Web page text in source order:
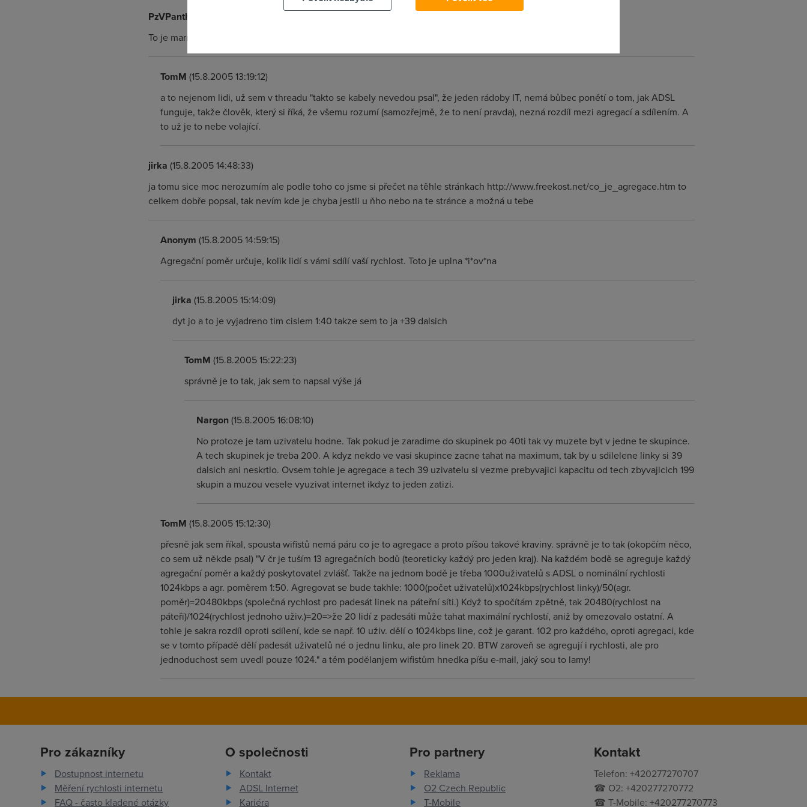
PzVPanther
To je marny, lidi budou porad psat kraviny.
TomM (15.8.2005 13:19:12)
a to nejenom lidi, už sem v threadu "takto se kabely nevedou psal", že jeden rádoby IT, nemá bůbec ponětí o tom, jak ADSL
funguje, takže člověk, který si říká, že všemu rozumí (samozřejmě, že to není pravda), nezná rozdíl mezi agregací a sdílením. A
to už je to nebe volající.
jirka (15.8.2005 14:48:33)
ja tomu sice moc nerozumím ale podle toho co jsme si přečet na těhle stránkach http://www.freekost.net/co_je_agregace.htm to
celkem dobře popsal, tak nevím kde je chyba jestli u ňho nebo na te stránce a možná u tebe
Anonym (15.8.2005 14:59:15)
Agregační poměr určuje, kolik lidí s vámi sdílí vaší rychlost. Toto je uplna *i*ov*na
jirka (15.8.2005 15:14:09)
dyt jo a to je vyjadreno tim cislem 1:40 takze sem to ja +39 dalsich
TomM (15.8.2005 15:22:23)
správně je to tak, jak sem to napsal výše já
Nargon(15.8.2005 16:08:10)
No protoze je tam uzivatelu hodne. Tak pokud je zaradime do skupinek po 40ti tak vy muzete byt v jedne te skupince.
A tech skupinek je treba 200. A kdyz nekdo ve vasi skupince zacne tahat na maximum, tak by u sdilelene linky si 39
dalsich ani neskrtlo. Ovsem tohle je agregace a tech 39 uzivatelu si vezme prebyvajici kapacitu od tech zbyvajicich 199
skupin a muzou vesele vyuzivat internet ikdyz to jeden zatizi.
TomM (15.8.2005 15:12:30)
přesně jak sem říkal, spousta wifistů nemá páru co je to agregace a proto píšou takové kraviny. správně je to tak (okopčím něco,
co sem už někde psal) "V čr je tuším 13 agregačních bodů (teoreticky každý pro jeden kraj). Na každém bodě se agreguje každý
agregační poměr a každý poskytovatel zvlášť. Takže na jednom bodě je třeba 1000uživatelů s ADSL o nominální rychlosti
1024kbps a agr. poměrem 1:50. Agregovat se bude takhle: 1000(počet uživatelů)x1024kbps(rychlost linky)/50(agr.
poměr)=20480kbps (společná rychlost pro padesát linek na páteřní síti.) Když to spočítám zpětně, tak 20480(rychlost na
páteři)/1024(rychlost jednoho uživ.)=20=>že 20 lidí z padesáti může tahat maximální rychlostí, aniž by omezovalo ostatní. A
tohle je sakra rozdíl oproti sdílení, kde se např. 10 uživ. dělí o 1024kbps line, což je garant. 102 pro každého, oproti agregaci, kde
se v tomto případě dělí padesát uživatelů né o jednu linku, ale pro linek 20. BTW zaroveň se agregují i rychlosti, ale pro
jednoduchost sem uvedl pouze 1024." a těm podělanjem wifistům hnedka píšu e-mail, jaký sou to lamy!
Pro zákazníky
Dostupnost internetu
Měření rychlosti internetu
FAQ - často kladené otázky
O společnosti
Kontakt
ADSL Internet
Kariéra
Pro partnery
Reklama
O2 Czech Republic
T-Mobile
Kontakt
Telefon: +420277270707
☎ O2: +420277270772
☎ T-Mobile: +420277270773